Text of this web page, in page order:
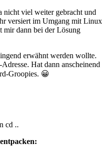
nicht viel weiter gebracht und
versiert im Umgang mit Linux
mir dann bei der Lösung
erwähnt werden wollte.
Hat dann anscheinend
Groopies. 😀
cd ..